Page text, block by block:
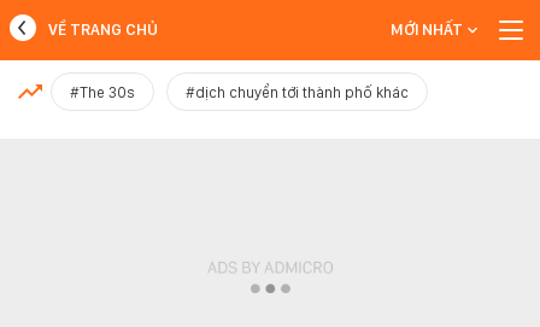
MỚI NHẤT
VỀ TRANG CHỦ MỚI NHẤT
#The 30s #dịch chuyển tới thành phố khác